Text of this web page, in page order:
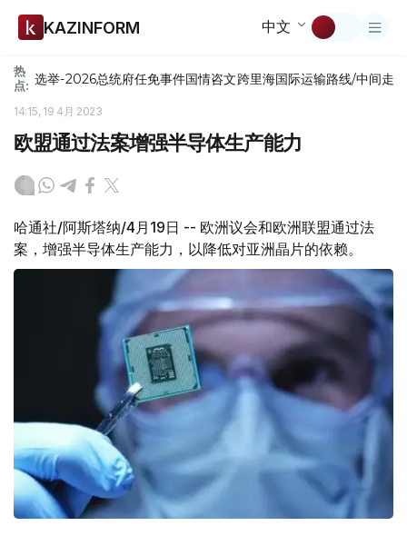
KAZINFORM 中文
热
点: 选举-2026总统府任免事件国情咨文跨里海国际运输路线/中间走廊
14:15, 19 4月 2023
欧盟通过法案增强半导体生产能力
哈通社/阿斯塔纳/4月19日 -- 欧洲议会和欧洲联盟通过法
案，增强半导体生产能力，以降低对亚洲晶片的依赖。